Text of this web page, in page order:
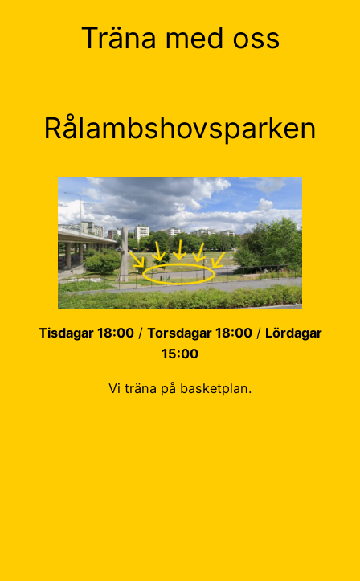
Träna med oss
Rålambshovsparken
Tisdagar 18:00/ Torsdagar 18:00/ Lördagar
15:00
Vi träna på basketplan.